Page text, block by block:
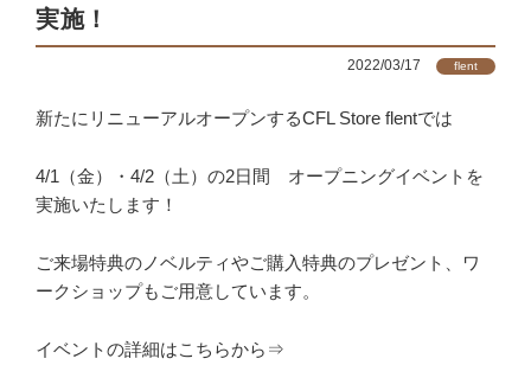
実施！
2022/03/17 flent
新たにリニューアルオープンするCFL Store flentでは
4/1（金）・4/2（土）の2日間 オープニングイベントを
実施いたします！
ご来場特典のノベルティやご購入特典のプレゼント、ワ
ークショップもご用意しています。
イベントの詳細はこちらから⇒